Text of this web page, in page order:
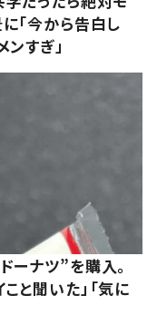
「今から告白し
ンすぎ」
ーナツ”を購入。
と聞いた」「気に